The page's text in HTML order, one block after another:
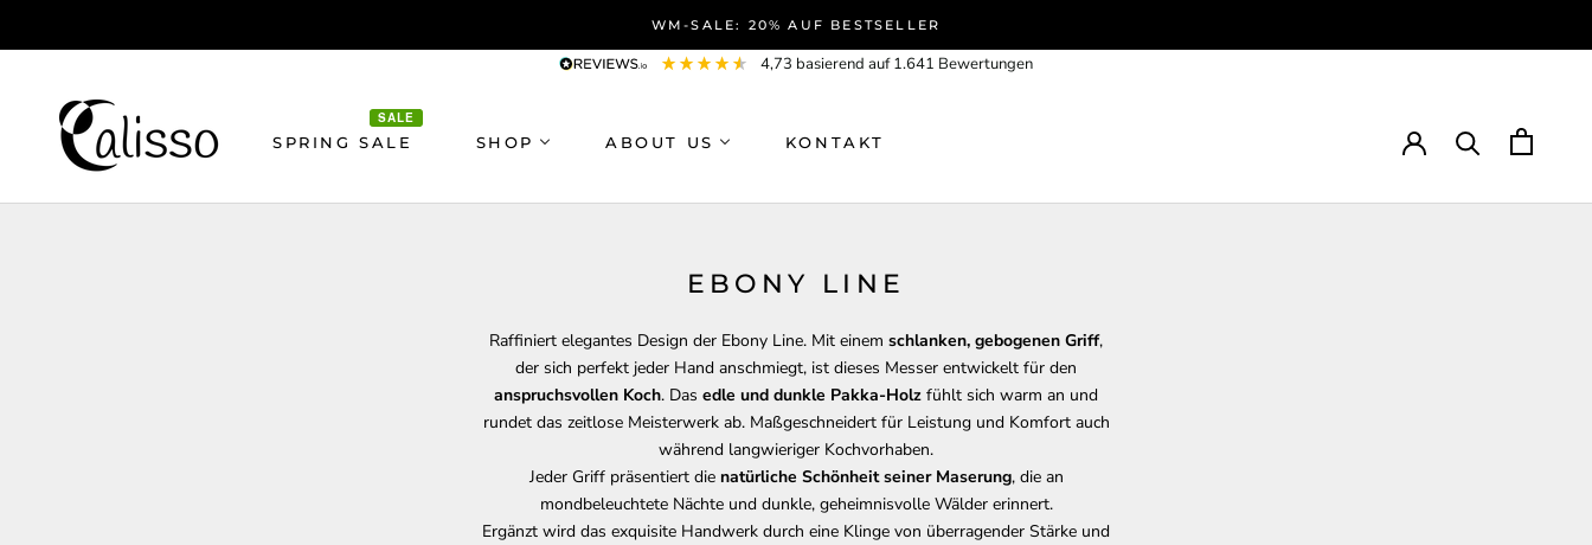
WM-SALE: 20% AUF BESTSELLER
4,73 basierend auf1.641 Bewertungen
SPRING SALE
SALE
SHOP ABOUT US KONTAKT
EBONY LINE
Raffiniert elegantes Design der Ebony Line. Mit einem schlanken, gebogenen Griff,
der sich perfekt jeder Hand anschmiegt, ist dieses Messer entwickelt für den
anspruchsvollen Koch. Das edle und dunkle Pakka-Holz fühlt sich warm an und
rundet das zeitlose Meisterwerk ab. Maßgeschneidert für Leistung und Komfort auch
während langwieriger Kochvorhaben.
Jeder Griff präsentiert die natürliche Schönheit seiner Maserung, die an
mondbeleuchtete Nächte und dunkle, geheimnisvolle Wälder erinnert.
Ergänzt wird das exquisite Handwerk durch eine Klinge von überragender Stärke und